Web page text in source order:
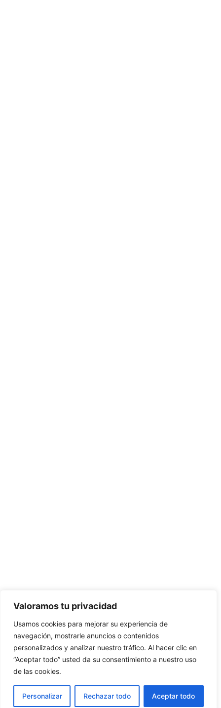
Valoramos tu privacidad
Usamos cookies para mejorar su experiencia de
navegación, mostrarle anuncios o contenidos
personalizados y analizar nuestro tráfico. Al hacer clic en
“Aceptar todo” usted da su consentimiento a nuestro uso
de las cookies.
Personalizar Rechazar todo Aceptar todo